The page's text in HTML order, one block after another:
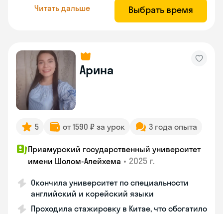
Читать дальше Выбрать время
Арина
5 от 1590 ₽ за урок 3 года опыта
Приамурский государственный университет
имени Шолом-Алейхема • 2025 г.
Окончила университет по специальности
английский и корейский языки
Проходила стажировку в Китае, что обогатило